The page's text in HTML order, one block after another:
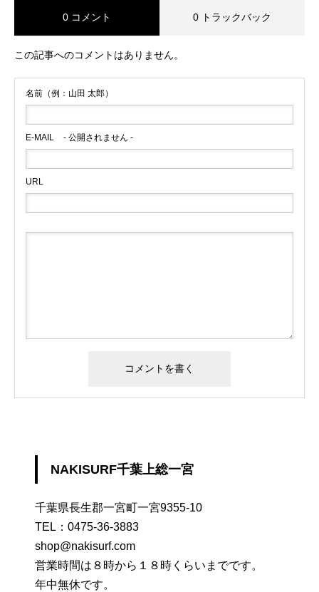
0 コメント 0 トラックバック
この記事へのコメントはありません。
名前（例：山田 太郎）
E-MAIL - 公開されません -
URL
NAKISURF千葉上総一宮
千葉県長生郡一宮町一宮9355-10
TEL： 0475-36-3883
shop@nakisurf.com
営業時間は８時から１８時くらいまでです。
年中無休です。